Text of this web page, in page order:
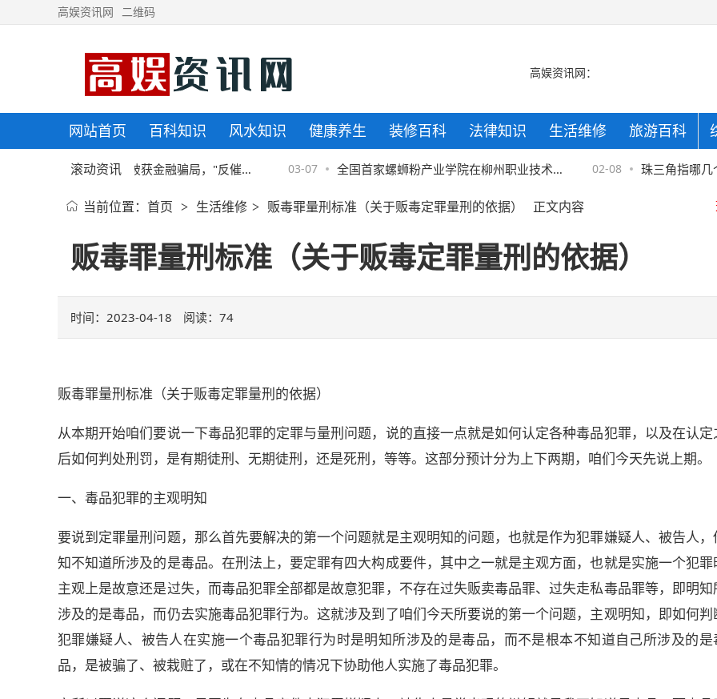
高娱资讯网 二维码
高娱资讯网：
网站首页 百科知识 风水知识 健康养生 装修百科 法律知识 生活维修 旅游百科
滚动资讯
京东金融协助警方破获金融骗局，"反催
收"套路须严防
03-07 全国首家螺蛳粉产业学院在柳州职业技术学
院揭牌
02-08 珠三角指哪几个
当前位置： 首页 > 生活维修 > 贩毒罪量刑标准（关于贩毒定罪量刑的依据） 正文内容
贩毒罪量刑标准（关于贩毒定罪量刑的依据）
时间：2023-04-18 阅读： 74
贩毒罪量刑标准（关于贩毒定罪量刑的依据）
从本期开始咱们要说一下毒品犯罪的定罪与量刑问题，说的直接一点就是如何认定各种毒品犯罪，以及在认定
后如何判处刑罚，是有期徒刑、无期徒刑，还是死刑，等等。这部分预计分为上下两期，咱们今天先说上期。
一、毒品犯罪的主观明知
要说到定罪量刑问题，那么首先要解决的第一个问题就是主观明知的问题，也就是作为犯罪嫌疑人、被告人，
知不知道所涉及的是毒品。在刑法上，要定罪有四大构成要件，其中之一就是主观方面，也就是实施一个犯罪
主观上是故意还是过失，而毒品犯罪全部都是故意犯罪，不存在过失贩卖毒品罪、过失走私毒品罪等，即明知
涉及的是毒品，而仍去实施毒品犯罪行为。这就涉及到了咱们今天所要说的第一个问题，主观明知，即如何判
犯罪嫌疑人、被告人在实施一个毒品犯罪行为时是明知所涉及的是毒品，而不是根本不知道自己所涉及的是
品，是被骗了、被栽赃了，或在不知情的情况下协助他人实施了毒品犯罪。